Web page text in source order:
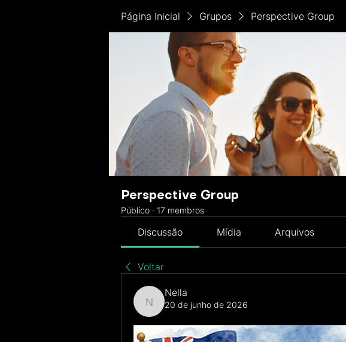
Página Inicial Grupos Perspective Group
Perspective Group
Público · 17 membros
Discussão Mídia Arquivos
Voltar
Nella
Nella
20 de junho de 2026